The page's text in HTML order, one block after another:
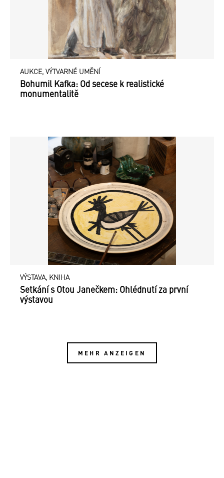
AUKCE, VÝTVARNÉ UMĚNÍ
Bohumil Kafka: Od secese k realistické
monumentalitě
VÝSTAVA, KNIHA
Setkání s Otou Janečkem: Ohlédnutí za první
výstavou
MEHR ANZEIGEN